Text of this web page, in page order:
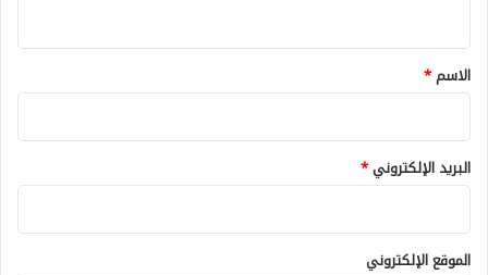
*
الاسم*
البريد الإلكتروني*
الموقع الإلكتروني